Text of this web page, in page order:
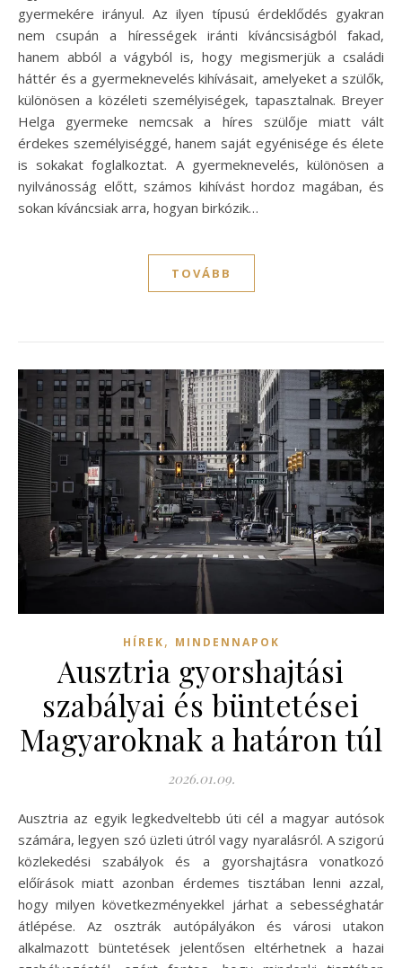
gyermekére irányul. Az ilyen típusú érdeklődés gyakran
nem csupán a hírességek iránti kíváncsiságból fakad,
hanem abból a vágyból is, hogy megismerjük a családi
háttér és a gyermeknevelés kihívásait, amelyeket a szülők,
különösen a közéleti személyiségek, tapasztalnak. Breyer
Helga gyermeke nemcsak a híres szülője miatt vált
érdekes személyiséggé, hanem saját egyénisége és élete
is sokakat foglalkoztat. A gyermeknevelés, különösen a
nyilvánosság előtt, számos kihívást hordoz magában, és
sokan kíváncsiak arra, hogyan birkózik…
TOVÁBB
HÍREK, MINDENNAPOK
Ausztria gyorshajtási
szabályai és büntetései
Magyaroknak a határon túl
2026.01.09.
Ausztria az egyik legkedveltebb úti cél a magyar autósok
számára, legyen szó üzleti útról vagy nyaralásról. A szigorú
közlekedési szabályok és a gyorshajtásra vonatkozó
előírások miatt azonban érdemes tisztában lenni azzal,
hogy milyen következményekkel járhat a sebességhatár
átlépése. Az osztrák autópályákon és városi utakon
alkalmazott büntetések jelentősen eltérhetnek a hazai